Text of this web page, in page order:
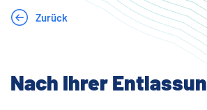
Zurück
Nach Ihrer